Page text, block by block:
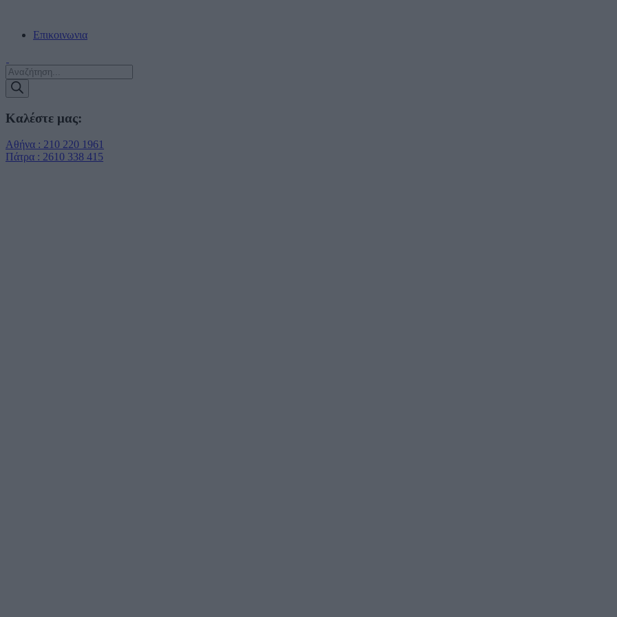
Επικοινωνια
Products
search
Καλέστε μας:
Αθήνα : 210 220 1961
Πάτρα : 2610 338 415